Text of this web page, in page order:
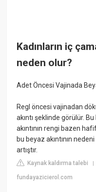
Kadınların iç
neden olur?
Adet Öncesi Vajinada
Regl öncesi vajinadan
akıntı şeklinde görülür.
akıntının rengi bazen
bu beyaz akıntının
artıştır.
Kaynak kaldırma talebi
fundayazicierol.com